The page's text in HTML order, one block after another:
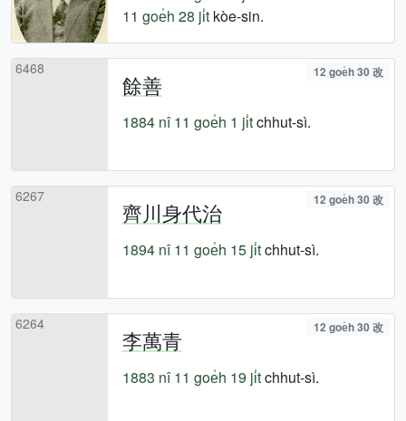
11 goe̍h 28 ji̍tkòe-sin.
6468
餘善 12 goe̍h 30 改
1884 nî 11 goe̍h 1 ji̍tchhut-sì.
6267
齊川身代治 12 goe̍h 30 改
1894 nî 11 goe̍h 15 ji̍tchhut-sì.
6264
李萬青 12 goe̍h 30 改
1883 nî 11 goe̍h 19 ji̍tchhut-sì.